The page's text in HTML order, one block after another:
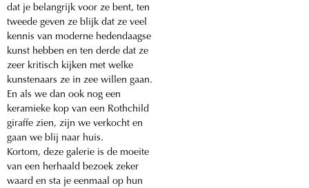
dat je belangrijk voor ze bent, ten
tweede geven ze blijk dat ze veel
kennis van moderne hedendaagse
kunst hebben en ten derde dat ze
zeer kritisch kijken met welke
kunstenaars ze in zee willen gaan.
En als we dan ook nog een
keramieke kop van een Rothchild
giraffe zien, zijn we verkocht en
gaan we blij naar huis.
Kortom, deze galerie is de moeite
van een herhaald bezoek zeker
waard en sta je eenmaal op hun